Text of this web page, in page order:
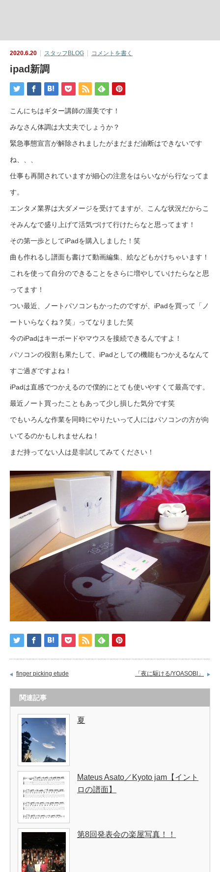
2020.6.20 スタッフBLOG コメントを書く
ipad新調
こんにちはギター講師の渥美です！
みなさん体調は大丈夫でしょうか？
緊急事態宣言が解除されましたがまだまだ油断はできないです
ね、、、
仕事も再開されていますが細心の注意をはらいながら行なってま
す。
エンタメ業界は大ダメージを受けてますが、こんな状況だからこ
そみんなで盛り上げて活気づけて行けたらなと思ってます！
その第一歩としてiPadを購入しました！笑
曲も作れるし譜面も書けて動画編集、絵などもかけちゃいます！
これを使って自分のできることをさらに増やしていけたらなと思
ってます！
つい最近、ノートパソコンもかったのですが、iPadを買って「ノ
ートいらなくね？笑」ってなりました笑
今のiPadはキーボードやマウスを接続できるんですよ！
パソコンの役割も果たして、iPadとしての機能もつかえるなんて
すご過ぎですよね！
iPadは直感でつかえるので僕的にとても使いやすくて最高です。
最近ノート買ったこともあって少し損した気分です笑
でもいろんな作業を同時にやりたいって人にはパソコンの方が向
いてるのかもしれませんね！
まだ持ってない人は是非試してみてください！
finger picking etude 「夜に駆ける/YOASOBI」
関連記事
夏
Mateus Asato／Kyoto jam【イント
ロの譜面】
第8回発表会の楽屋写真！！